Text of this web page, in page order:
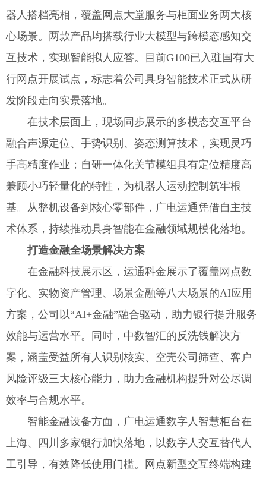
器人搭档亮相，覆盖网点大堂服务与柜面业务两大核
心场景。两款产品均搭载行业大模型与跨模态感知交
互技术，实现智能拟人应答。目前G100已入驻国有大
行网点开展试点，标志着公司具身智能技术正式从研
发阶段走向实景落地。
在技术层面上，现场同步展示的多模态交互平台
融合声源定位、手势识别、姿态测算技术，实现灵巧
手高精度作业；自研一体化关节模组具有定位精度高
兼顾小巧轻量化的特性，为机器人运动控制筑牢根
基。从整机设备到核心零部件，广电运通凭借自主技
术体系，持续推动具身智能在金融领域规模化落地。
打造金融全场景解决方案
在金融科技展示区，运通科金展示了覆盖网点数
字化、实物资产管理、场景金融等八大场景的AI应用
方案，公司以“AI+金融”融合驱动，助力银行提升服务
效能与运营水平。同时，中数智汇的反洗钱解决方
案，涵盖受益所有人识别核实、空壳公司筛查、客户
风险评级三大核心能力，助力金融机构提升对公尽调
效率与合规水平。
智能金融设备方面，广电运通数字人智慧柜台在
上海、四川多家银行加快落地，以数字人交互替代人
工引导，有效降低使用门槛。网点新型交互终端构建